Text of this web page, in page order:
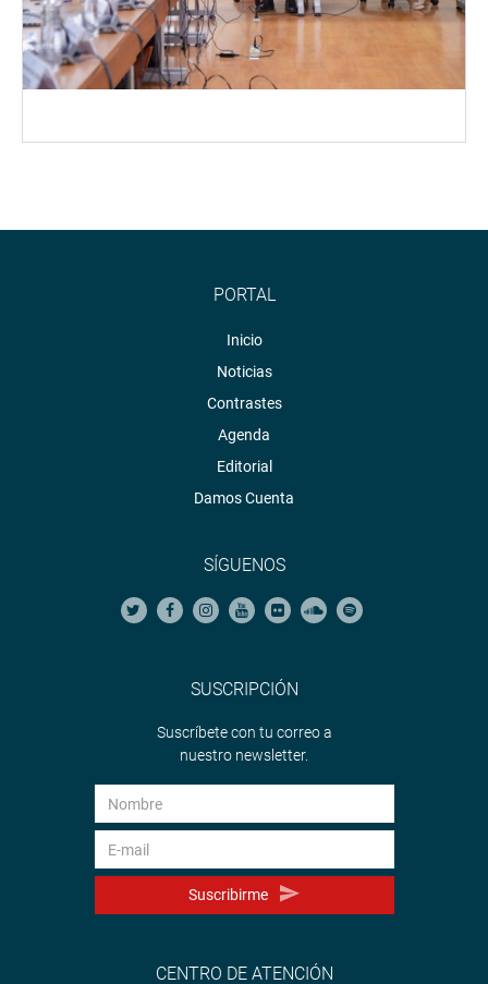
PORTAL
Inicio
Noticias
Contrastes
Agenda
Editorial
Damos Cuenta
SÍGUENOS
SUSCRIPCIÓN
Suscríbete con tu correo a
nuestro newsletter.
Suscribirme
CENTRO DE ATENCIÓN